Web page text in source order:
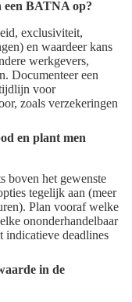
een BATNA op?
exclusiviteit,
en waardeer kans
werkgevers,
Documenteer een
tijdlijn voor
zoals verzekeringen
en plant men
boven het gewenste
tegelijk aan (meer
Plan vooraf welke
ononderhandelbaar
indicatieve deadlines
in de